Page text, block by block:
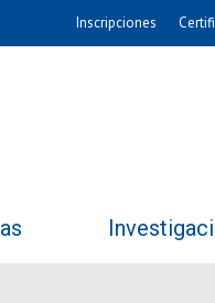
Inscripciones